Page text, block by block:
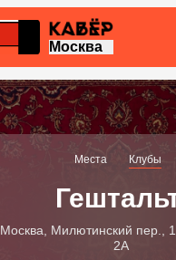
Москва
Места Клубы
Москва, Милютинский пер.,
2А